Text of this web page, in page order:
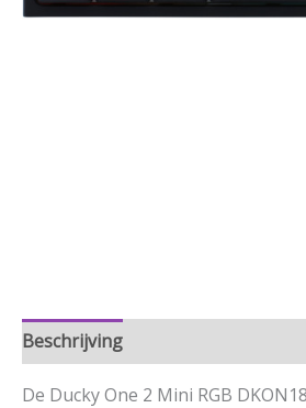
Beschrijving
De Ducky One 2 Mini RGB